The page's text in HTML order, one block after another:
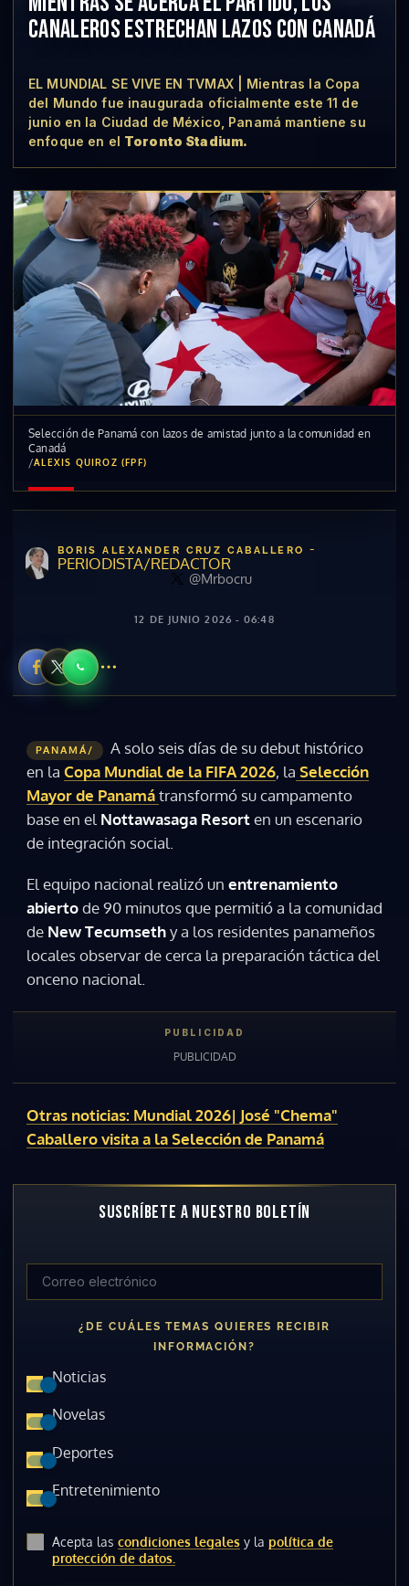
CANALEROS ESTRECHAN LAZOS CON CANADÁ
EL MUNDIAL SE VIVE EN TVMAX | Mientras la Copa
del Mundo fue inaugurada oficialmente este 11 de
junio en la Ciudad de México, Panamá mantiene su
enfoque en el Toronto Stadium.
Selección de Panamá con lazos de amistad junto a la comunidad en
Canadá
/ALEXIS QUIROZ (FPF)
BORIS ALEXANDER CRUZ CABALLERO -
PERIODISTA/REDACTOR
@Mrbocru
12 DE JUNIO 2026 - 06:48
PANAMÁ/
A solo seis días de su debut histórico
en la Copa Mundial de la FIFA 2026, la Selección
Mayor de Panamátransformó su campamento
base en el Nottawasaga Resorten un escenario
de integración social.
El equipo nacional realizó un entrenamiento
abiertode 90 minutos que permitió a la comunidad
de New Tecumsethy a los residentes panameños
locales observar de cerca la preparación táctica del
onceno nacional.
Otras noticias: Mundial 2026| José "Chema"
Caballero visita a la Selección de Panamá
SUSCRÍBETE A NUESTRO BOLETÍN
¿DE CUÁLES TEMAS QUIERES RECIBIR
INFORMACIÓN?
Noticias
Novelas
Deportes
Entretenimiento
Acepta las condiciones legales y la política de
protección de datos.